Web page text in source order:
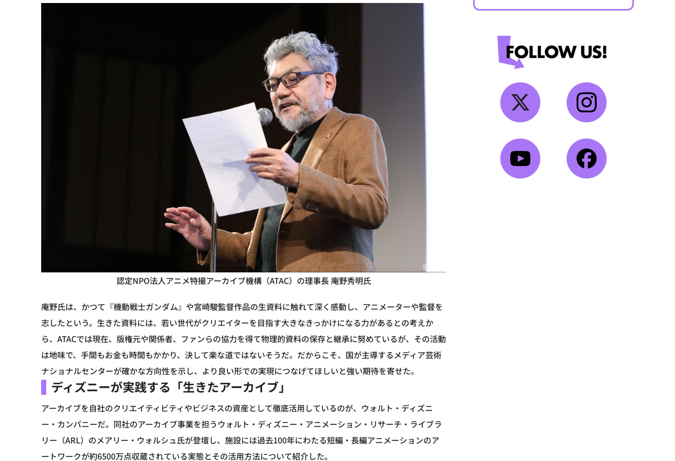
認定NPO法人アニメ特撮アーカイブ機構（ATAC）の理事長 庵野秀明氏
庵野氏は、かつて『機動戦士ガンダム』や宮崎駿監督作品の生資料に触れて深く感動し、アニメーターや監督を
志したという。生きた資料には、若い世代がクリエイターを目指す大きなきっかけになる力があるとの考えか
ら、ATACでは現在、版権元や関係者、ファンらの協力を得て物理的資料の保存と継承に努めているが、その活動
は地味で、手間もお金も時間もかかり、決して楽な道ではないそうだ。だからこそ、国が主導するメディア芸術
ナショナルセンターが確かな方向性を示し、より良い形での実現につなげてほしいと強い期待を寄せた。
ディズニーが実践する「生きたアーカイブ」
アーカイブを自社のクリエイティビティやビジネスの資産として徹底活用しているのが、ウォルト・ディズニ
ー・カンパニーだ。同社のアーカイブ事業を担うウォルト・ディズニー・アニメーション・リサーチ・ライブラ
リー（ARL）のメアリー・ウォルシュ氏が登壇し、施設には過去100年にわたる短編・長編アニメーションのア
ートワークが約6500万点収蔵されている実態とその活用方法について紹介した。